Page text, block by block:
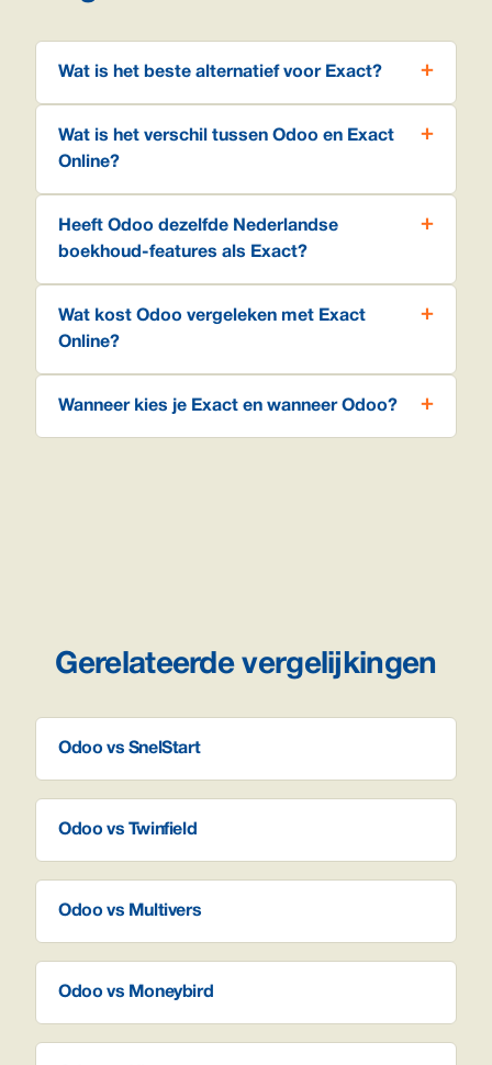
Wat is het beste alternatief voor Exact?
Wat is het verschil tussen Odoo en Exact
Online?
Heeft Odoo dezelfde Nederlandse
boekhoud-features als Exact?
Wat kost Odoo vergeleken met Exact
Online?
Wanneer kies je Exact en wanneer Odoo?
Gerelateerde vergelijkingen
Odoo vs SnelStart
Odoo vs Twinfield
Odoo vs Multivers
Odoo vs Moneybird